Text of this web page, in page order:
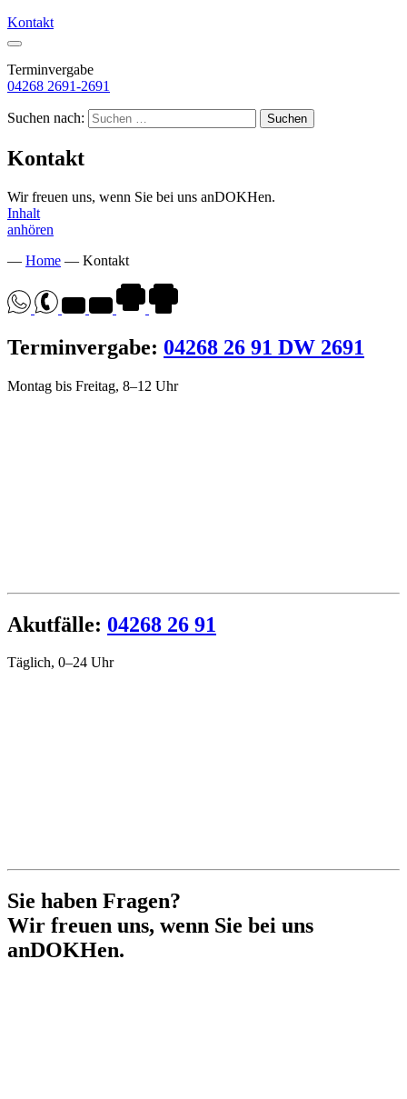
Kontakt
Terminvergabe
04268 2691-2691
Suchen nach:
Kontakt
Wir freuen uns, wenn Sie bei uns anDOKHen.
Inhalt
anhören
— Home — Kontakt
Terminvergabe: 04268 26 91 DW 2691
Montag bis Freitag, 8–12 Uhr
Akutfälle: 04268 26 91
Täglich, 0–24 Uhr
Sie haben Fragen?
Wir freuen uns, wenn Sie bei uns
anDOKHen.